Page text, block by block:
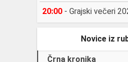
20:00 - Grajski večeri
Novice iz
Črna kronika